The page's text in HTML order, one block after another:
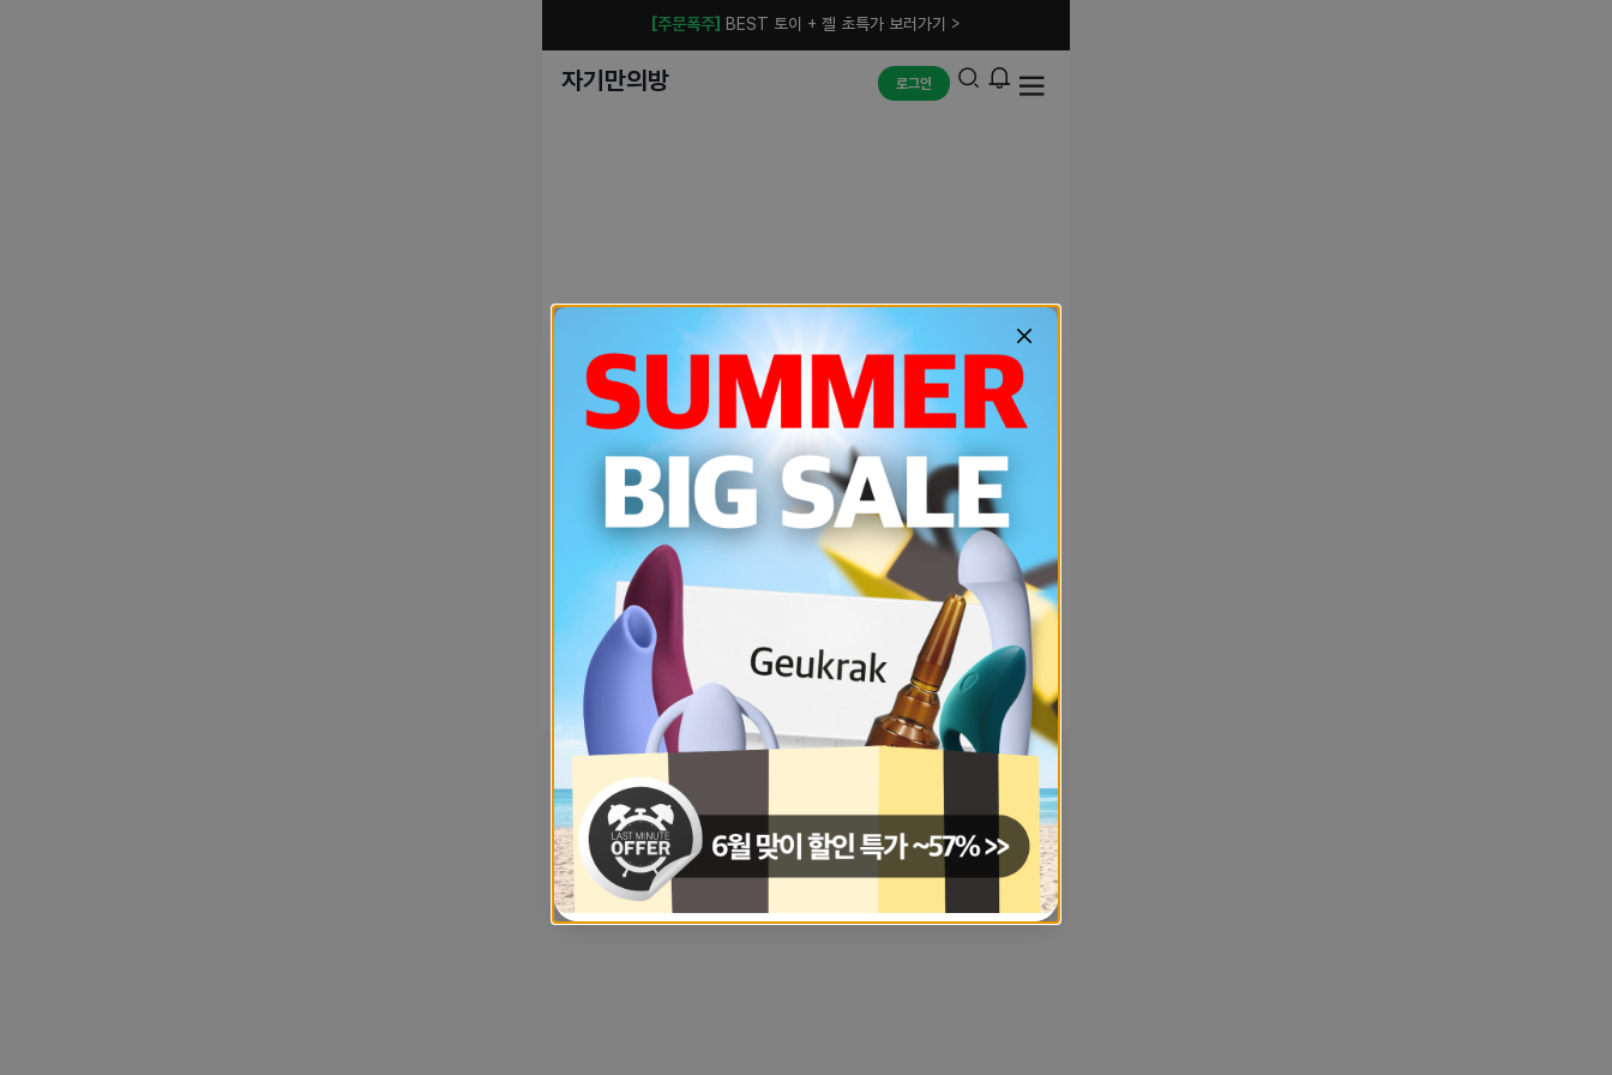
[주문폭주] BEST 토이 + 젤 초특가 보러가기 >
자기만의방 로그인
예상치 못한 에러입니다.